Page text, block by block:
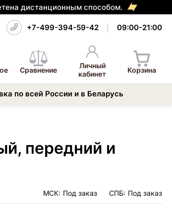
дистанционным способом.
+7-499-394-59-42 09:00-21:00
Сравнение
Личный
кабинет
Корзина
по всей России и в Беларусь
передний и
МСК: Под заказ СПБ: Под заказ